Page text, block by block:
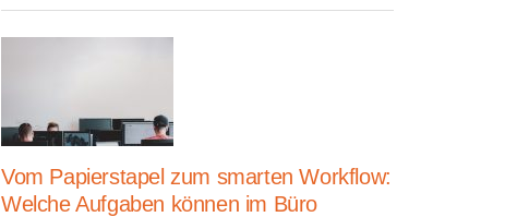
Vom Papierstapel zum smarten Workflow:
Welche Aufgaben können im Büro